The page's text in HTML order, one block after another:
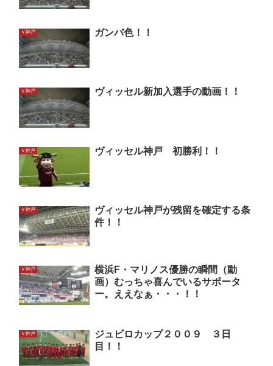
Ｖ神戸 ガンバ色！！
Ｖ神戸 ヴィッセル新加入選手の動画！！
Ｖ神戸 ヴィッセル神戸 初勝利！！
Ｖ神戸
ヴィッセル神戸が残留を確定する条
件！！
Ｖ神戸
横浜F・マリノス優勝の瞬間（動
画）むっちゃ喜んでいるサポータ
ー。ええなぁ・・・！！
Ｖ神戸
ジュビロカップ２００９ ３日
目！！